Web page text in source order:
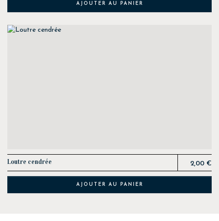
AJOUTER AU PANIER
AJOUTER AU PANIER
Loutre cendrée Prix
2,00 €